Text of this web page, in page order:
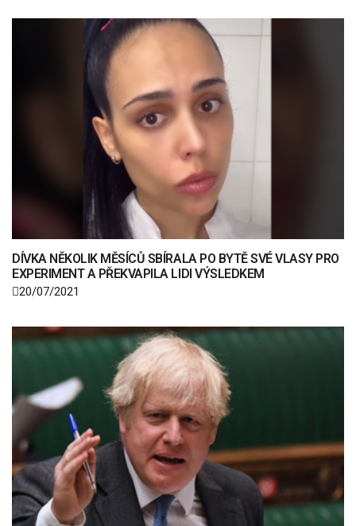
DÍVKA NĚKOLIK MĚSÍCŮ SBÍRALA PO BYTĚ SVÉ VLASY PRO
EXPERIMENT A PŘEKVAPILA LIDI VÝSLEDKEM
20/07/2021